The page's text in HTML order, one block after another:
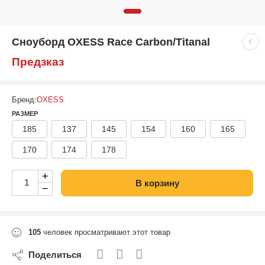
Сноуборд OXESS Race Carbon/Titanal
Предзказ
Бренд:OXESS
РАЗМЕР
185 137 145 154 160 165
170 174 178
+
−
В корзину
105 человек просматривают этот товар
Поделиться